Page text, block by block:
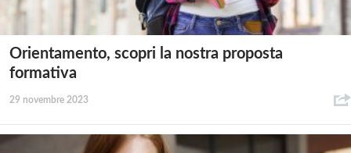
Orientamento, scopri la nostra proposta
formativa
29 novembre 2023